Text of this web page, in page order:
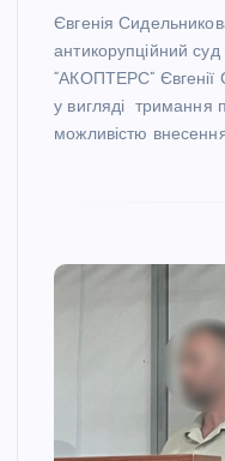
Євгенія
антикорупційний
“АКОПТЕРС” Євгенії
у вигляді тримання
можливістю